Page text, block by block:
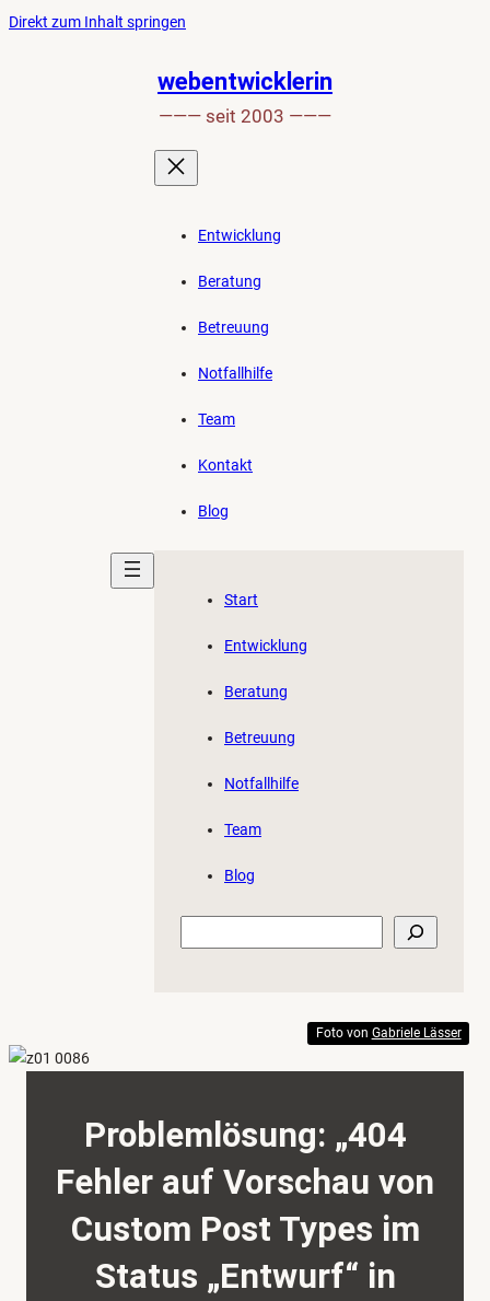
Direkt zum Inhalt springen
den
Anfang
der
Seite
springen
webentwicklerin
——— seit 2003 ———
Entwicklung
Beratung
Betreuung
Notfallhilfe
Team
Kontakt
Blog
Start
Entwicklung
Beratung
Betreuung
Notfallhilfe
Team
Blog
Problemlösung: „404
Fehler auf Vorschau von
Custom Post Types im
Status „Entwurf“ in
Foto von Gabriele Lässer